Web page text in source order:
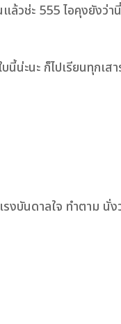
ล้วช่ะ 555 ไอคุงยังว่า
น่ะนะ ก็ไปเรียนทุกเสา
งบันดาลใจ ทำตาม นั่